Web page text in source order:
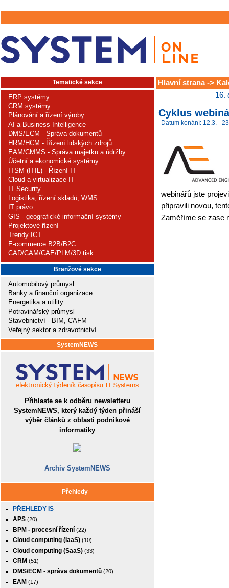
Tematické sekce
ERP systémy
CRM systémy
Plánování a řízení výroby
AI a Business Intelligence
DMS/ECM - Správa dokumentů
HRM/HCM - Řízení lidských zdrojů
EAM/CMMS - Správa majetku a údržby
Účetní a ekonomické systémy
ITSM (ITIL) - Řízení IT
Cloud a virtualizace IT
IT Security
Logistika, řízení skladů, WMS
IT právo
GIS - geografické informační systémy
Projektové řízení
Trendy ICT
E-commerce B2B/B2C
CAD/CAM/CAE/PLM/3D tisk
Branžové sekce
Automobilový průmysl
Banky a finanční organizace
Energetika a utility
Potravinářský průmysl
Stavebnictví - BIM, CAFM
Veřejný sektor a zdravotnictví
SystemNEWS
Přihlaste se k odběru newsletteru
SystemNEWS, který každý týden přináší
výběr článků z oblasti podnikové
informatiky
Archiv SystemNEWS
Přehledy
PŘEHLEDY IS
APS (20)
BPM - procesní řízení (22)
Cloud computing (IaaS) (10)
Cloud computing (SaaS) (33)
CRM (51)
DMS/ECM - správa dokumentů (20)
EAM (17)
Hlavní strana->
16.
Cyklus
Datum konání: 12.3. -
webinářů jste
připravili novou,
Zaměříme se zase